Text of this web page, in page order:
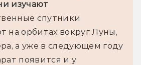
спутники
на орбитах вокруг Луны,
а уже в следующем году
появится и у